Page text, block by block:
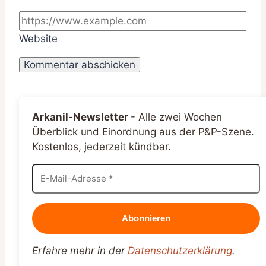
Website
Arkanil-Newsletter - Alle zwei Wochen
Überblick und Einordnung aus der P&P-Szene.
Kostenlos, jederzeit kündbar.
Erfahre mehr in der Datenschutzerklärung.